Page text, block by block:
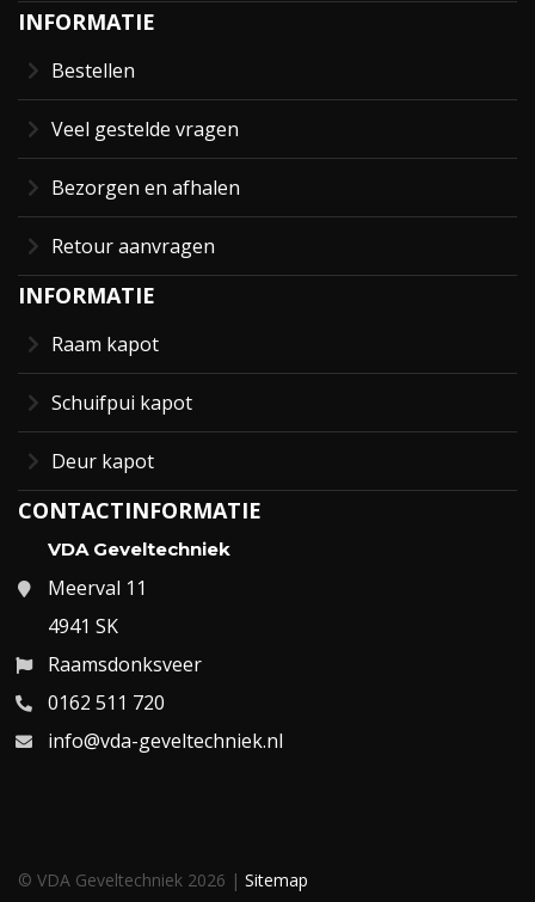
INFORMATIE
Bestellen
Veel gestelde vragen
Bezorgen en afhalen
Retour aanvragen
INFORMATIE
Raam kapot
Schuifpui kapot
Deur kapot
CONTACTINFORMATIE
VDA Geveltechniek
Meerval 11
4941 SK
Raamsdonksveer
0162 511 720
info@vda-geveltechniek.nl
© VDA Geveltechniek 2026 | Sitemap